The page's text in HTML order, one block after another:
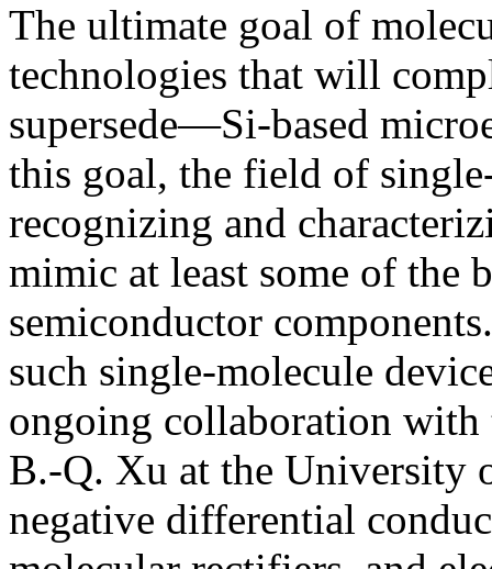
The ultimate goal of
technologies that will
supersede—Si-based
this goal, the field of
recognizing and
mimic at least some of the
semiconductor
such single-molecule
ongoing collaboration
B.-Q. Xu at the University
negative differential